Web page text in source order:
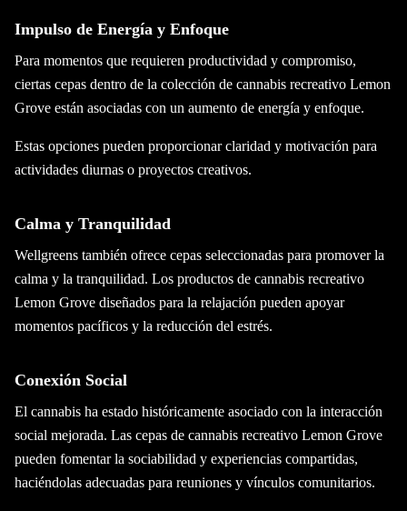
Impulso de Energía y Enfoque
Para momentos que requieren productividad y compromiso,
ciertas cepas dentro de la colección de cannabis recreativo Lemon
Grove están asociadas con un aumento de energía y enfoque.
Estas opciones pueden proporcionar claridad y motivación para
actividades diurnas o proyectos creativos.
Calma y Tranquilidad
Wellgreens también ofrece cepas seleccionadas para promover la
calma y la tranquilidad. Los productos de cannabis recreativo
Lemon Grove diseñados para la relajación pueden apoyar
momentos pacíficos y la reducción del estrés.
Conexión Social
El cannabis ha estado históricamente asociado con la interacción
social mejorada. Las cepas de cannabis recreativo Lemon Grove
pueden fomentar la sociabilidad y experiencias compartidas,
haciéndolas adecuadas para reuniones y vínculos comunitarios.